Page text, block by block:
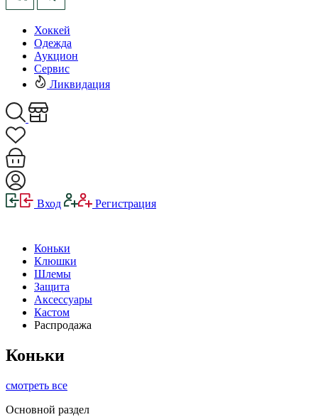
Хоккей
Одежда
Аукцион
Сервис
Ликвидация
Вход Регистрация
Коньки
Клюшки
Шлемы
Защита
Аксессуары
Кастом
Распродажа
Коньки
смотреть все
Основной раздел